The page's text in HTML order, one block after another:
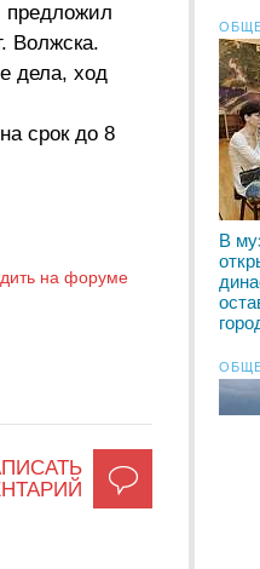
предложил
Волжска.
дела, ход
срок до 8
на форуме
В